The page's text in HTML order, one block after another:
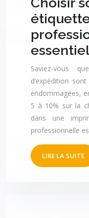
Saviez-vous
d’expédition
endommagées,
5 à 10% sur la
dans une
professionnelle
LIRE LA SUITE